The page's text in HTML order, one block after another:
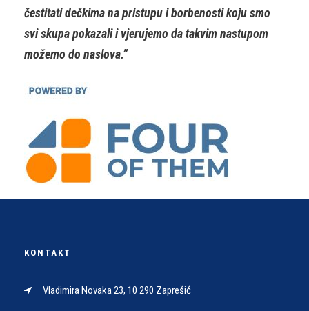
čestitati dečkima na pristupu i borbenosti koju smo
svi skupa pokazali i vjerujemo da takvim nastupom
možemo do naslova.”
KONTAKT
Vladimira Novaka 23, 10 290 Zaprešić